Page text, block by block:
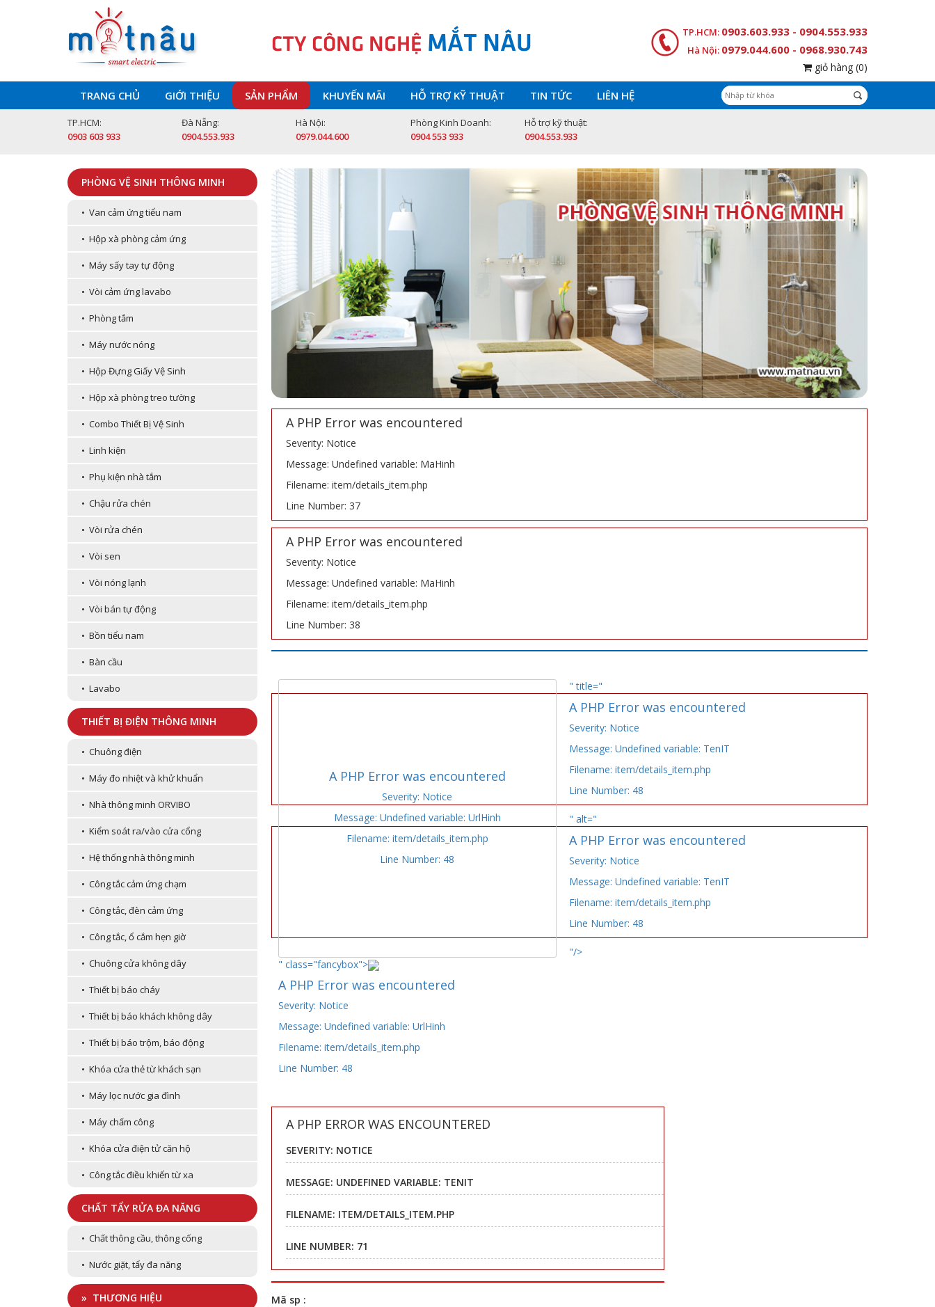
CTY CÔNG NGHỆ MẮT NÂU TP.HCM: 0903.603.933 - 0904.553.933
Hà Nội: 0979.044.600 - 0968.930.743
giỏ hàng (0)
TRANG CHỦ GIỚI THIỆU SẢN PHẨM KHUYẾN MÃI HỖ TRỢ KỸ THUẬT TIN TỨC LIÊN HỆ
TP.HCM:
0903 603 933
Đà Nẵng:
0904.553.933
Hà Nội:
0979.044.600
Phòng Kinh Doanh:
0904 553 933
Hỗ trợ kỹ thuật:
0904.553.933
PHÒNG VỆ SINH THÔNG MINH
• Van cảm ứng tiểu nam
• Hộp xà phòng cảm ứng
• Máy sấy tay tự động
• Vòi cảm ứng lavabo
• Phòng tắm
• Máy nước nóng
• Hộp Đựng Giấy Vệ Sinh
• Hộp xà phòng treo tường
• Combo Thiết Bị Vệ Sinh
• Linh kiện
• Phụ kiện nhà tắm
• Chậu rửa chén
• Vòi rửa chén
• Vòi sen
• Vòi nóng lạnh
• Vòi bán tự động
• Bồn tiểu nam
• Bàn cầu
• Lavabo
THIẾT BỊ ĐIỆN THÔNG MINH
• Chuông điện
• Máy đo nhiệt và khử khuẩn
• Nhà thông minh ORVIBO
• Kiểm soát ra/vào cửa cổng
• Hệ thống nhà thông minh
• Công tắc cảm ứng chạm
• Công tắc, đèn cảm ứng
• Công tắc, ổ cắm hẹn giờ
• Chuông cửa không dây
• Thiết bị báo cháy
• Thiết bị báo khách không dây
• Thiết bị báo trộm, báo động
• Khóa cửa thẻ từ khách sạn
• Máy lọc nước gia đình
• Máy chấm công
• Khóa cửa điện tử căn hộ
• Công tắc điều khiển từ xa
CHẤT TẨY RỬA ĐA NĂNG
• Chất thông cầu, thông cống
• Nước giặt, tẩy đa năng
» THƯƠNG HIỆU
A PHP Error was encountered
Severity: Notice
Message: Undefined variable: MaHinh
Filename: item/details_item.php
Line Number: 37
A PHP Error was encountered
Severity: Notice
Message: Undefined variable: MaHinh
Filename: item/details_item.php
Line Number: 38
A PHP Error was encountered
Severity: Notice
Message: Undefined variable: UrlHinh
Filename: item/details_item.php
Line Number: 48
" class="fancybox">
A PHP Error was encountered
Severity: Notice
Message: Undefined variable: UrlHinh
Filename: item/details_item.php
Line Number: 48
" title="
A PHP Error was encountered
Severity: Notice
Message: Undefined variable: TenIT
Filename: item/details_item.php
Line Number: 48
" alt="
A PHP Error was encountered
Severity: Notice
Message: Undefined variable: TenIT
Filename: item/details_item.php
Line Number: 48
"/>
A PHP ERROR WAS ENCOUNTERED
SEVERITY: NOTICE
MESSAGE: UNDEFINED VARIABLE: TENIT
FILENAME: ITEM/DETAILS_ITEM.PHP
LINE NUMBER: 71
Mã sp :